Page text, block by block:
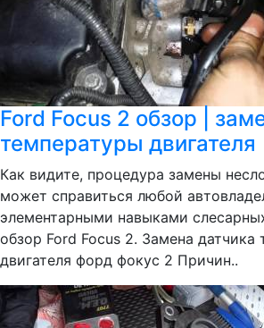
Ford Focus 2 обзор |
температуры двигателя
Как видите, процедура замены
может справиться любой
элементарными навыками
обзор Ford Focus 2. Замена датчика
двигателя форд фокус 2 Причин..